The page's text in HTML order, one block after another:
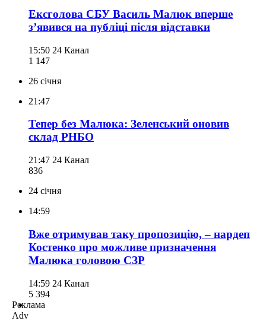
Ексголова СБУ Василь Малюк вперше
зʼявився на публіці після відставки
15:50 24 Канал
1 147
26 січня
21:47
Тепер без Малюка: Зеленський оновив
склад РНБО
21:47 24 Канал
836
24 січня
14:59
Вже отримував таку пропозицію, – нардеп
Костенко про можливе призначення
Малюка головою СЗР
14:59 24 Канал
5 394
Реклама
Adv